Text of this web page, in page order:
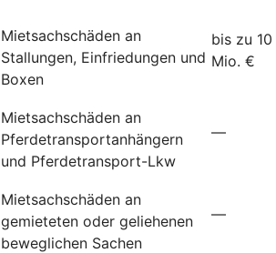
Mietsachschäden an
Stallungen, Einfriedungen und
Boxen
bis zu 10
Mio. €
Mietsachschäden an
Pferdetransportanhängern
und Pferdetransport-Lkw
—
Mietsachschäden an
gemieteten oder geliehenen
beweglichen Sachen
—